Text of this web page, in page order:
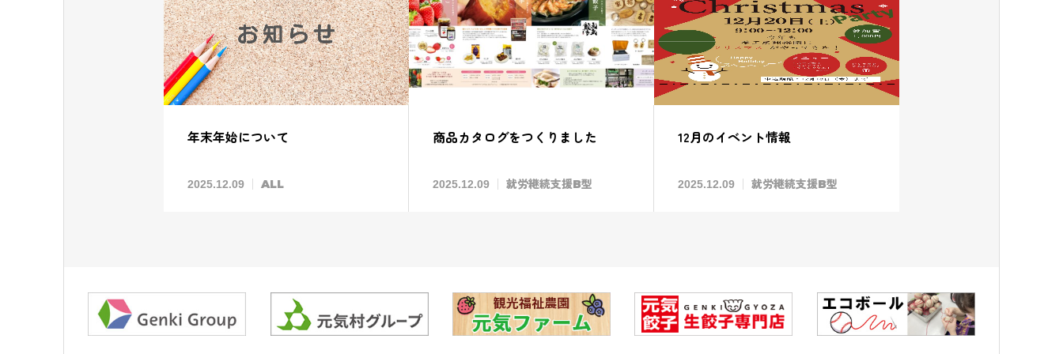
年末年始について
2025.12.09 ALL
商品カタログをつくりました
2025.12.09 就労継続支援B型
12月のイベント情報
2025.12.09 就労継続支援B型